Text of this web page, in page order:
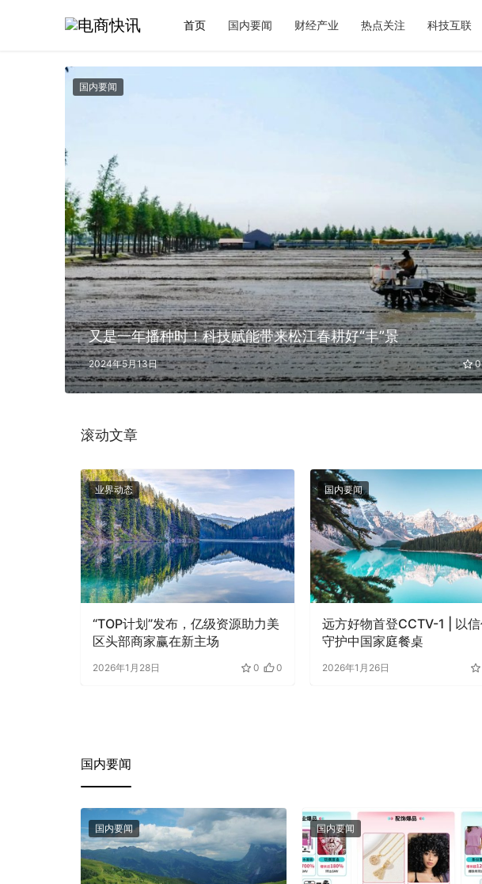
首页 国内要闻 财经产业 热点关注 科技互联
又是一年播种时！科技赋能带来松江春耕好“丰”景
2024年5月13日 0
国内要闻
滚动文章
业界动态
“TOP计划”发布，亿级资源助力美
区头部商家赢在新主场
2026年1月28日 0 0
国内要闻
远方好物首登CCTV-1 | 以信
守护中国家庭餐桌
2026年1月26日
国内要闻
国内要闻 国内要闻